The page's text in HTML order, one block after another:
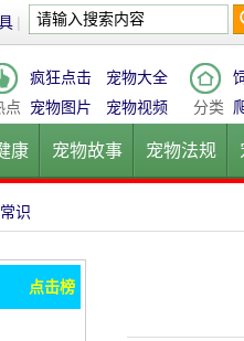
|
点
疯狂点击
宠物大全
宠物图片
宠物视频 分类
康 宠物故事 宠物法规
院
识
点击榜